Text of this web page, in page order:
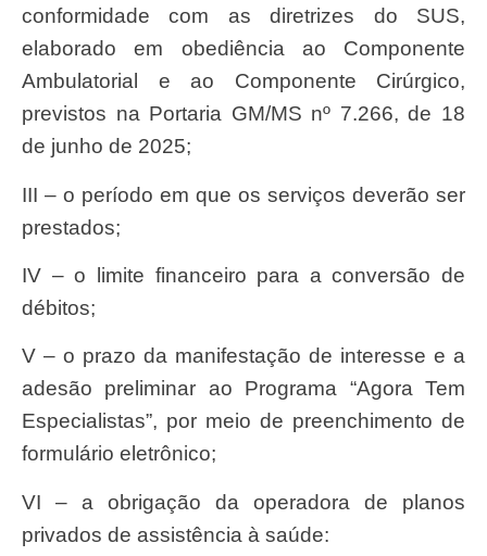
conformidade com as diretrizes do SUS,
elaborado em obediência ao Componente
Ambulatorial e ao Componente Cirúrgico,
previstos na Portaria GM/MS nº 7.266, de 18
de junho de 2025;
III – o período em que os serviços deverão ser
prestados;
IV – o limite financeiro para a conversão de
débitos;
V – o prazo da manifestação de interesse e a
adesão preliminar ao Programa “Agora Tem
Especialistas”, por meio de preenchimento de
formulário eletrônico;
VI – a obrigação da operadora de planos
privados de assistência à saúde: